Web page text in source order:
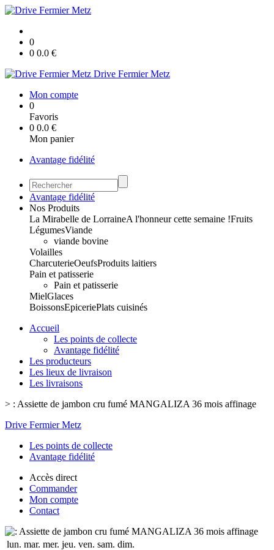
0
0 0.0 €
Drive Fermier Metz
Mon compte
0
Favoris
0 0.0 €
Mon panier
Avantage fidélité
Avantage fidélité
Nos Produits
La Mirabelle de LorraineA l'honneur cette semaine !Fruits
LégumesViande
viande bovine
Volailles
CharcuterieOeufsProduits laitiers
Pain et patisserie
Pain et patisserie
MielGlaces
BoissonsEpiceriePlats cuisinés
Accueil
Les points de collecte
Avantage fidélité
Les producteurs
Les lieux de livraison
Les livraisons
> : Assiette de jambon cru fumé MANGALIZA 36 mois affinage
Drive Fermier Metz
Les points de collecte
Avantage fidélité
Accès direct
Commander
Mon compte
Contact
lun. mar. mer. jeu. ven. sam. dim.